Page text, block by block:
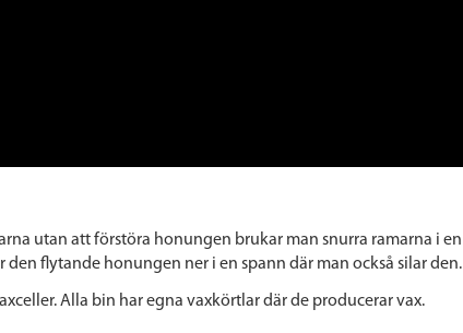
utan att förstöra honungen brukar man snurra ramarna i en
flytande honungen ner i en spann där man också silar den.
Alla bin har egna vaxkörtlar där de producerar vax.